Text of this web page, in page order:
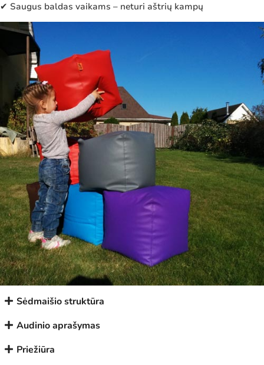
✔ Saugus baldas vaikams – neturi aštrių kampų
Sėdmaišio struktūra
Audinio aprašymas
Priežiūra